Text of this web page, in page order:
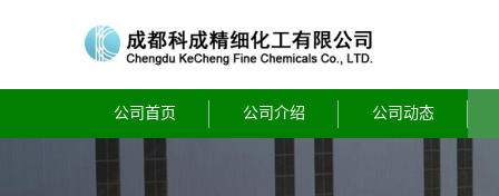
公司首页 公司介绍 公司动态